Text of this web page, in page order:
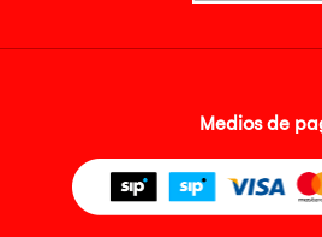
Medios de